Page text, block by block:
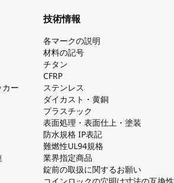
ー
技術情報
各マークの説明
材料の記号
チタン
CFRP
ステンレス
ダイカスト・⻩銅
プラスチック
表面処理・表面仕上・塗装
防⽔規格 IP表記
難燃性UL94規格
業界指定商品
錠前の取扱に関するお願い